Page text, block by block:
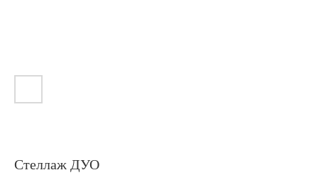
Стеллаж ДУО